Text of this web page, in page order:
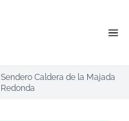
Sendero Caldera de la Majada
Redonda